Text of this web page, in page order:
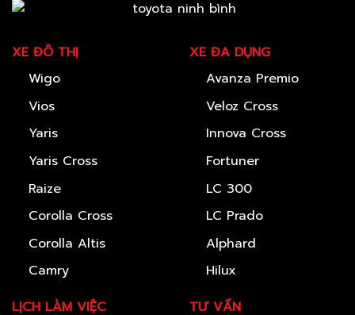
XE ĐÔ THỊ
Wigo
Vios
Yaris
Yaris Cross
Raize
Corolla Cross
Corolla Altis
Camry
LỊCH LÀM VIỆC
XE ĐA DỤNG
Avanza Premio
Veloz Cross
Innova Cross
Fortuner
LC 300
LC Prado
Alphard
Hilux
TƯ VẤN